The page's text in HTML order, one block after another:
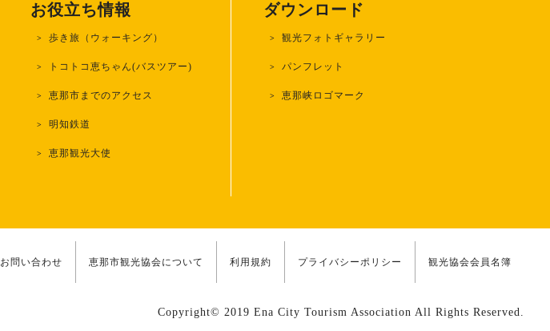
お役立ち情報
歩き旅（ウォーキング）
トコトコ恵ちゃん(バスツアー)
恵那市までのアクセス
明知鉄道
恵那観光大使
ダウンロード
観光フォトギャラリー
パンフレット
恵那峡ロゴマーク
お問い合わせ 恵那市観光協会について 利用規約 プライバシーポリシー 観光協会会員名簿
Copyright© 2019 Ena City Tourism Association All Rights Reserved.